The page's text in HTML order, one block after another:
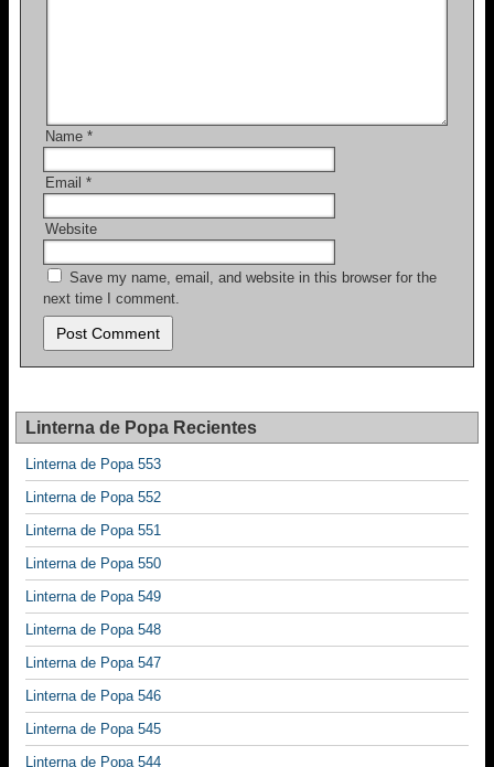
Name *
Email *
Website
Save my name, email, and website in this browser for the
next time I comment.
Linterna de Popa Recientes
Linterna de Popa 553
Linterna de Popa 552
Linterna de Popa 551
Linterna de Popa 550
Linterna de Popa 549
Linterna de Popa 548
Linterna de Popa 547
Linterna de Popa 546
Linterna de Popa 545
Linterna de Popa 544